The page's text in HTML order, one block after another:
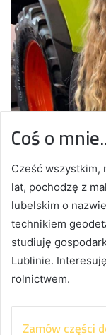
Coś o
Cześć wszystkim,
lat, pochodzę z
lubelskim o
technikiem
studiuję
Lublinie.
rolnictwem.
Zamów części